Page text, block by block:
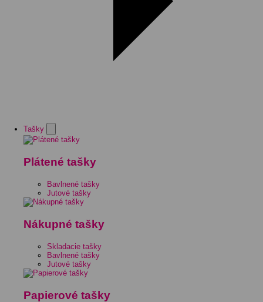
Tašky
Plátené tašky
Bavlnené tašky
Jutové tašky
Nákupné tašky
Skladacie tašky
Bavlnené tašky
Jutové tašky
Papierové tašky